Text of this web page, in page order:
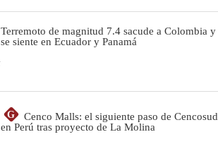
Terremoto de magnitud 7.4 sacude a Colombia y
se siente en Ecuador y Panamá
G
Cenco Malls: el siguiente paso de Cencosud
en Perú tras proyecto de La Molina